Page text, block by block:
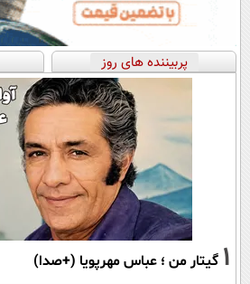
پربیننده های روز
1 گیتار من ؛ عباس مهرپویا (+صدا)